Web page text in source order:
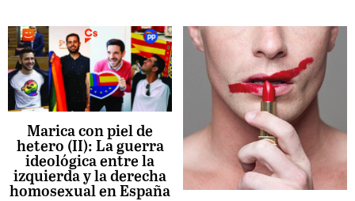
Marica con piel de
hetero (II): La guerra
ideológica entre la
izquierda y la derecha
homosexual en España